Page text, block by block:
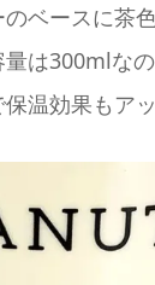
ベースに茶
は300mlな
温効果もアッ